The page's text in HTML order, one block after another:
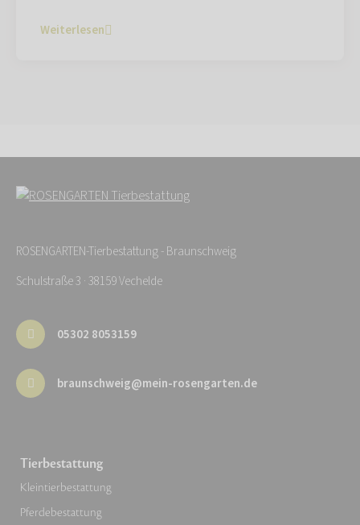
Weiterlesen
ROSENGARTEN-Tierbestattung - Braunschweig
Schulstraße 3 · 38159 Vechelde
05302 8053159
braunschweig@mein-rosengarten.de
Tierbestattung
Kleintierbestattung
Pferdebestattung